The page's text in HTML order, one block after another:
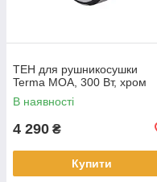
ТЕН для рушникосушки
Terma MOA, 300 Вт, хром
В наявності
4 290 ₴
Купити